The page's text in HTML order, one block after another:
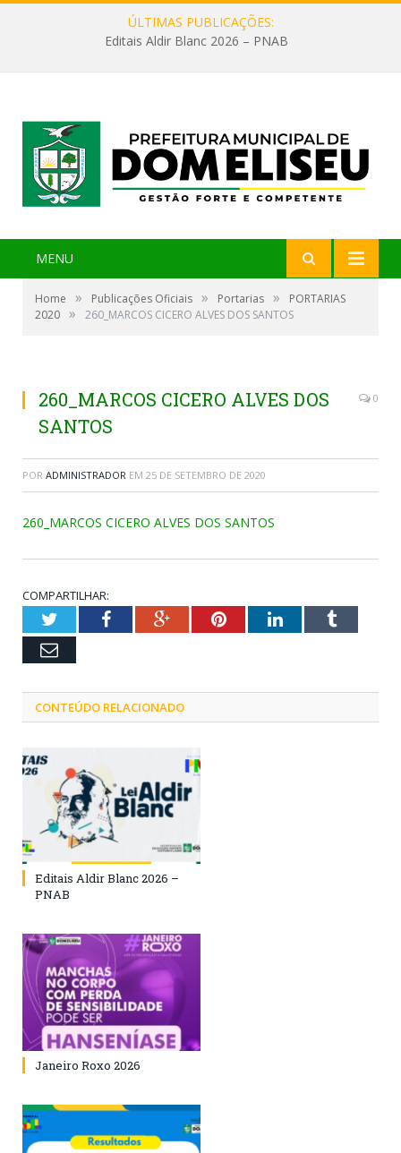
ÚLTIMAS PUBLICAÇÕES:
Editais Aldir Blanc 2026 – PNAB
MENU
Home » Publicações Oficiais » Portarias »
PORTARIAS
2020 » 260_MARCOS CICERO ALVES DOS SANTOS
260_MARCOS CICERO ALVES DOS
SANTOS
0
POR ADMINISTRADOR EM 25 DE SETEMBRO DE 2020
260_MARCOS CICERO ALVES DOS SANTOS
COMPARTILHAR:
TwitterFacebookGoogle+PinterestLinkedInTumblr
Email
CONTEÚDO RELACIONADO
Editais Aldir Blanc 2026 –
PNAB
Janeiro Roxo 2026